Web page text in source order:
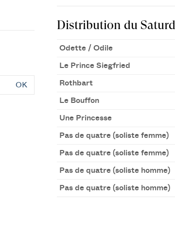
Distribution du
Odette / Odile
Le Prince Siegfried
Rothbart
Le Bouffon
Une Princesse
Pas de quatre (soliste femme)
Pas de quatre (soliste femme)
Pas de quatre (soliste homme)
Pas de quatre (soliste homme)
OK